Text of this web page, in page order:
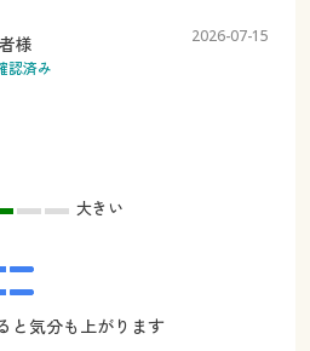
様
認済み
2026-07-15
大きい
と気分も上がります